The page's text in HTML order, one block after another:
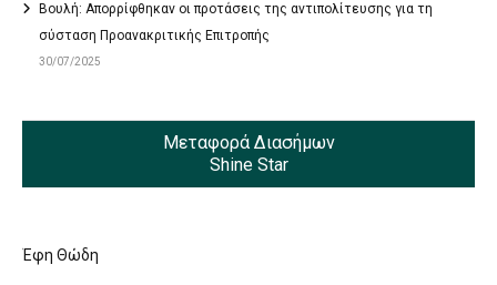
Βουλή: Απορρίφθηκαν οι προτάσεις της αντιπολίτευσης για τη
σύσταση Προανακριτικής Επιτροπής
30/07/2025
Μεταφορά Διασήμων
Shine Star
Έφη Θώδη